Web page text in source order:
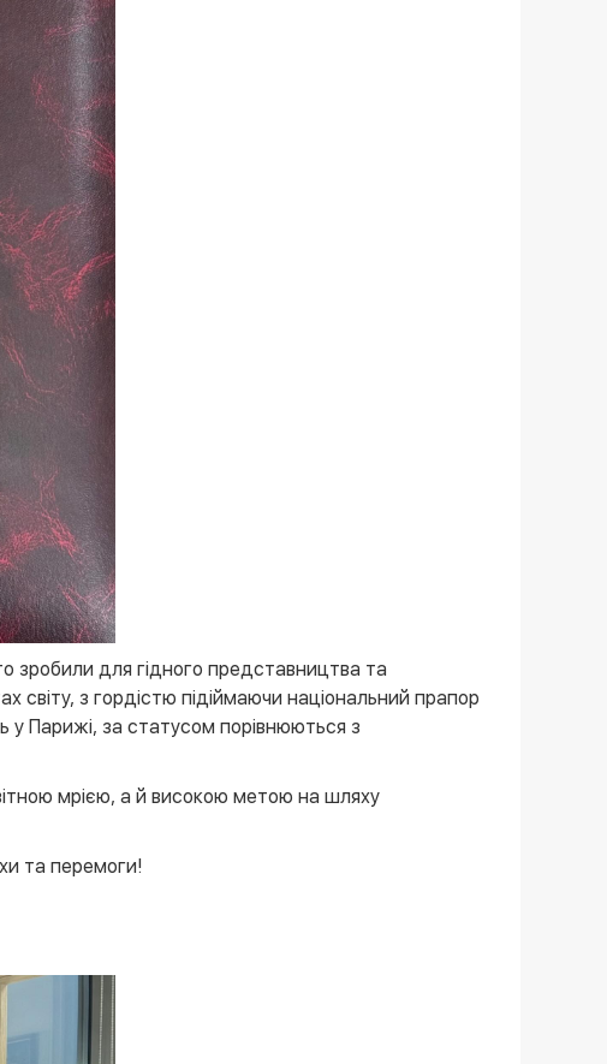
зробили для гідного представництва та
світу, з гордістю підіймаючи національний прапор
у Парижі, за статусом порівнюються з
мрією, а й високою метою на шляху
та перемоги!